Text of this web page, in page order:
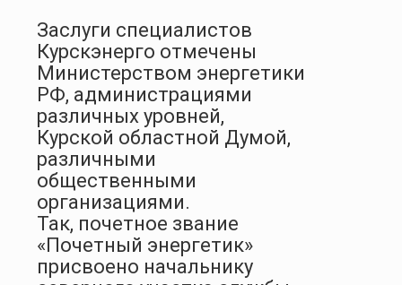
Заслуги специалистов
Курскэнерго отмечены
Министерством энергетики
РФ, администрациями
различных уровней,
Курской областной Думой,
различными
общественными
организациями.
Так, почетное звание
«Почетный энергетик»
присвоено начальнику